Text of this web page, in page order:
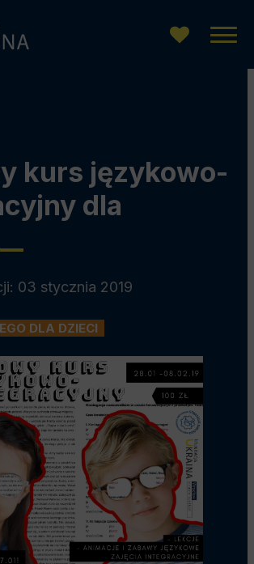
kurs językowo-
dla
03 stycznia 2019
DLA DZIECI